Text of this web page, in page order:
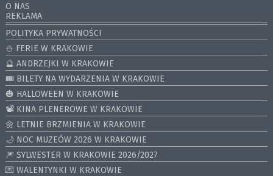
O NAS
REKLAMA
POLITYKA PRYWATNOŚCI
⛄️ FERIE W KRAKOWIE
🔮 ANDRZEJKI W KRAKOWIE
🎟️ BILETY NA WYDARZENIA W KRAKOWIE
🎃 HALLOWEEN W KRAKOWIE
📽️ KINA PLENEROWE W KRAKOWIE
🌼 LETNIE BRZMIENIA W KRAKOWIE
🌙 NOC MUZEÓW 2026 W KRAKOWIE
🎆 SYLWESTER W KRAKOWIE 2026/2027
💌 WALENTYNKI W KRAKOWIE